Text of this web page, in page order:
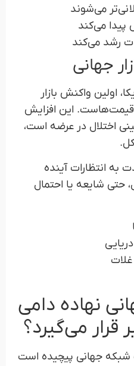
می‌شوند
پیدا می‌کند
رشد می‌کند
جهانی
اولین واکنش بازار
قیمت‌هاست. این افزایش
اختلال در عرضه است،
به انتظارات آینده
شایعه یا احتمال
غلات
نهاده دامی
قرار می‌گیرد؟
شبکه جهانی پیچیده است